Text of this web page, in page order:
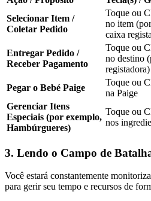
Selecionar Item /
Coletar Pedido
Toque ou
no item
caixa
Entregar Pedido /
Receber Pagamento
Toque ou
no destino
registadora)
Pegar o Bebé Paige
Toque ou
na Paige
Gerenciar Itens
Especiais (por exemplo,
Hambúrgueres)
Toque ou
nos
3. Lendo o Campo de
Você estará constantemente
para gerir seu tempo e recursos de